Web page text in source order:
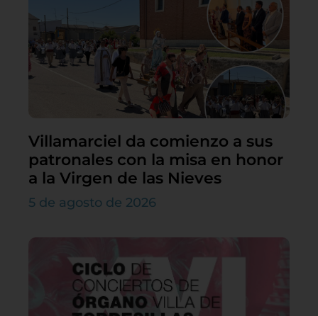
Villamarciel da comienzo a sus
patronales con la misa en honor
a la Virgen de las Nieves
5 de agosto de 2026